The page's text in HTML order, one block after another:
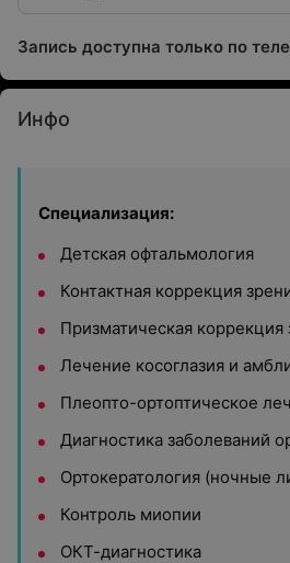
Запись доступна только по
Инфо
Специализация:
Детская офтальмология
Контактная коррекция
Призматическая коррекция
Лечение косоглазия и
Плеопто-ортоптическое
Диагностика заболеваний
Ортокератология (ночные
Контроль миопии
ОКТ-диагностика